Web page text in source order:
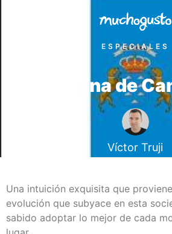
ESPECIALES
Cocina de
Víctor Truji
Una intuición exquisita que
evolución que subyace en esta
sabido adoptar lo mejor de cada